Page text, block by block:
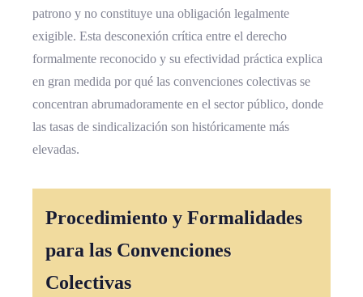
patrono y no constituye una obligación legalmente
exigible. Esta desconexión crítica entre el derecho
formalmente reconocido y su efectividad práctica explica
en gran medida por qué las convenciones colectivas se
concentran abrumadoramente en el sector público, donde
las tasas de sindicalización son históricamente más
elevadas.
Procedimiento y Formalidades
para las Convenciones
Colectivas